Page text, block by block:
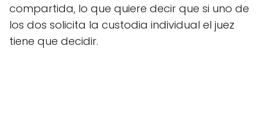
compartida, lo que quiere decir que si uno de
los dos solicita la custodia individual el juez
tiene que decidir.